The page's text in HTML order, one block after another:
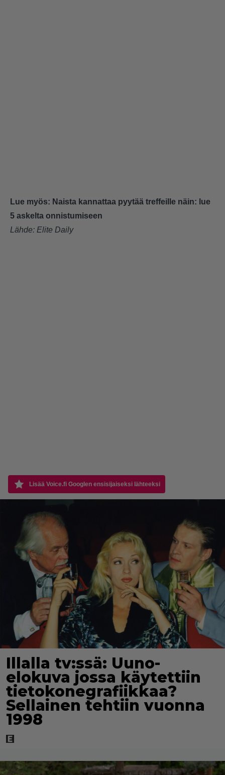
Lue myös: Naista kannattaa pyytää treffeille näin: lue
5 askelta onnistumiseen
Lähde: Elite Daily
Lisää Voice.fi Googlen ensisijaiseksi lähteeksi
Illalla tv:ssä: Uuno-
elokuva jossa käytettiin
tietokonegrafiikkaa?
Sellainen tehtiin vuonna
1998